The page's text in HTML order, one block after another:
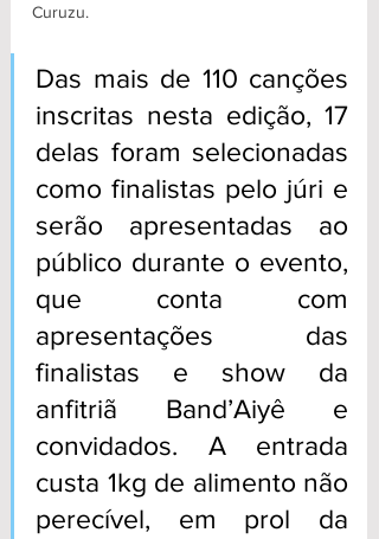
Curuzu.
Das mais de 110 canções
inscritas nesta edição, 17
delas foram selecionadas
como finalistas pelo júri e
serão apresentadas ao
público durante o evento,
que conta com
apresentações das
finalistas e show da
anfitriã Band’Aiyê e
convidados. A entrada
custa 1kg de alimento não
perecível, em prol da